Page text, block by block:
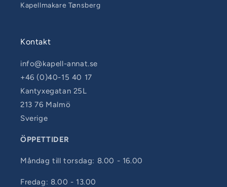
Kapellmakare Tønsberg
Kontakt
info@kapell-annat.se
+46 (0)40-15 40 17
Kantyxegatan 25L
213 76 Malmö
Sverige
ÖPPETTIDER
Måndag till torsdag: 8.00 - 16.00
Fredag: 8.00 - 13.00